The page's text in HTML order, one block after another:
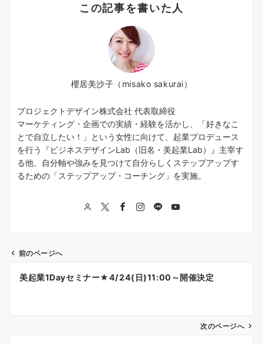
この記事を書いた人
櫻居美沙子（misako sakurai）
プロジェクトデザイン株式会社 代表取締役
マーケティング・企画での実績・経験を活かし、「好きなこ
とで自立したい！」という女性に向けて、起業プロデュース
を行う『ビジネスデザインLab（旧名・美起業Lab）』主宰す
る他、自分軸や強みを見つけて自分らしくステップアップす
るための「ステップアップ・コーチング」を実施。
投
前のページへ
美起業1Dayセミナー★4/24(日)11:00～開催決定
次のページへ